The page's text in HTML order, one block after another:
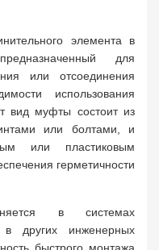
элемента в
для
или отсоединения
использования
вид муфты состоит из
или болтами, и
или пластиковым
герметичности
в системах
других инженерных